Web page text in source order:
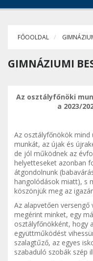
FŐOOLDAL
GIMNÁZIUMI
Az osztályfőnöki
a 2023/
Az osztályfőnökök
munkát, az újak és
de jól működnek az
helyetteseket azonban
átgondolnunk
hangolódások miatt), s
köszönjük meg az
Az alapvetően
megérint minket, egy
osztályfőnökként, hogy
együttműködést
szalagtűző, az egyes
szabaduló szobák szép